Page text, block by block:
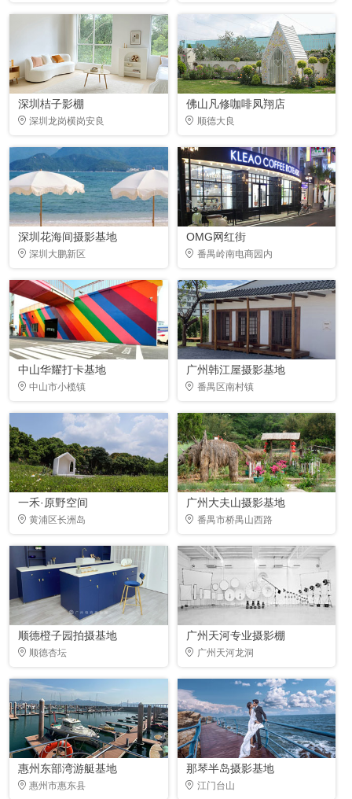
深圳桔子影棚
深圳龙岗横岗安良
佛山凡修咖啡凤翔店
顺德大良
深圳花海间摄影基地
深圳大鹏新区
OMG网红街
番禺岭南电商园内
中山华耀打卡基地
中山市小榄镇
广州韩江屋摄影基地
番禺区南村镇
一禾·原野空间
黄浦区长洲岛
广州大夫山摄影基地
番禺市桥禺山西路
顺德橙子园拍摄基地
顺德杏坛
广州天河专业摄影棚
广州天河龙洞
惠州东部湾游艇基地
惠州市惠东县
那琴半岛摄影基地
江门台山